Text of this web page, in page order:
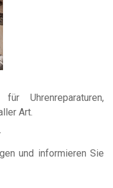
für Uhrenreparaturen,
Art.
und informieren Sie